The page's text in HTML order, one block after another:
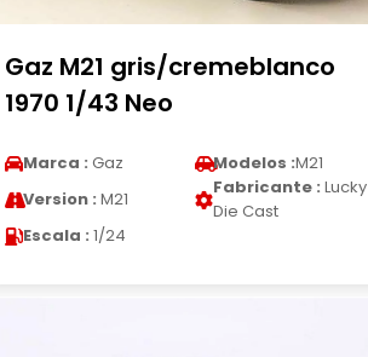
Gaz M21 gris/cremeblanco
1970 1/43 Neo
Marca : Gaz Modelos :M21
Version : M21
Fabricante : Lucky
Die Cast
Escala : 1/24